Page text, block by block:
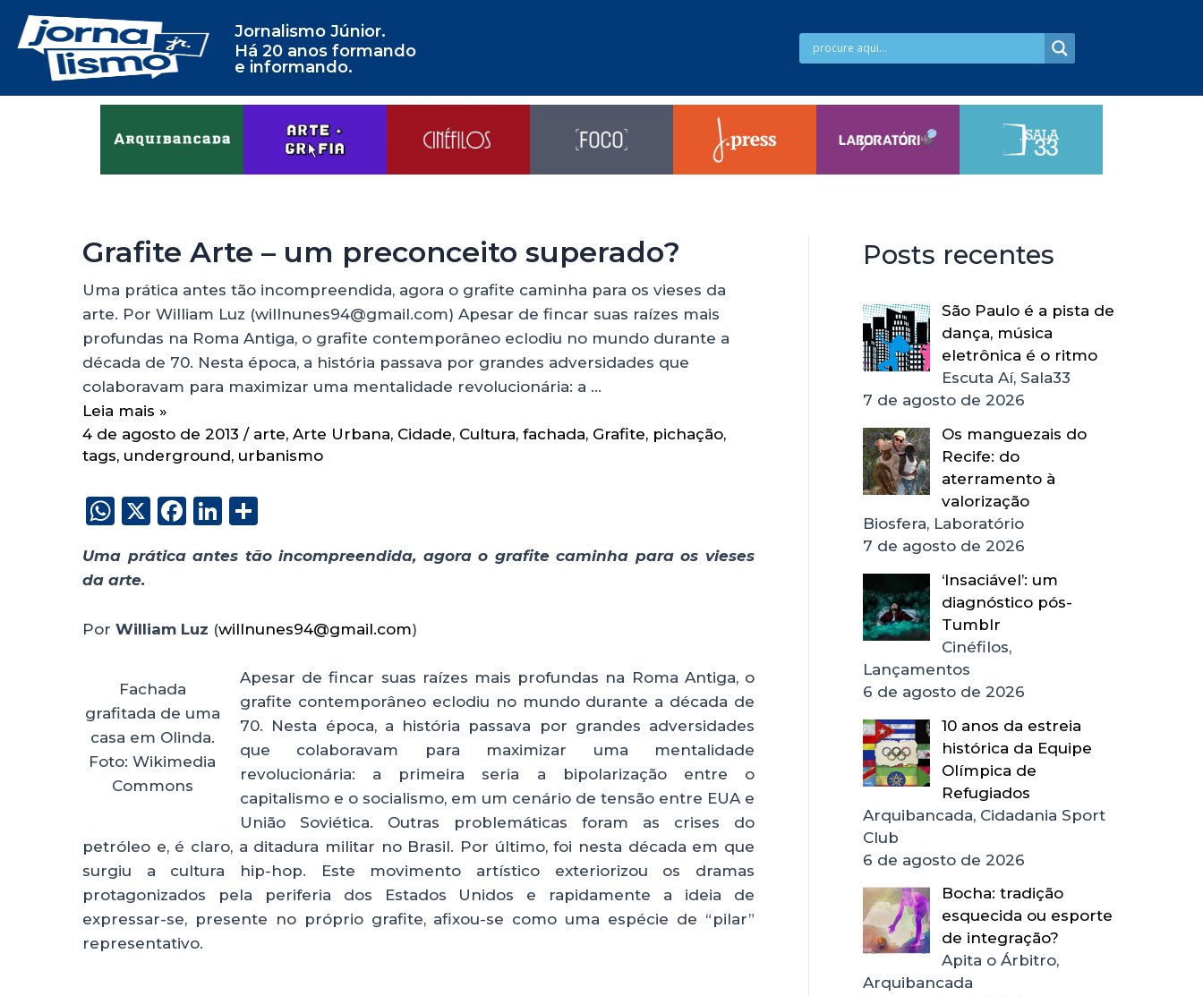
Jornalismo Júnior.
Há 20 anos formando
e informando.
Grafite Arte – um preconceito superado?
Uma prática antes tão incompreendida, agora o grafite caminha para os vieses da
arte. Por William Luz (willnunes94@gmail.com) Apesar de fincar suas raízes mais
profundas na Roma Antiga, o grafite contemporâneo eclodiu no mundo durante a
década de 70. Nesta época, a história passava por grandes adversidades que
colaboravam para maximizar uma mentalidade revolucionária: a …
Leia mais »
4 de agosto de 2013 / arte, Arte Urbana, Cidade, Cultura, fachada, Grafite, pichação,
tags, underground, urbanismo
W
a
ts
A
p
X
F
c
b
k
Li
k
dI
a
Uma prática antes tão incompreendida, agora o grafite caminha para os vieses
da arte.
Por William Luz (willnunes94@gmail.com)
Fachada
grafitada de uma
casa em Olinda.
Foto: Wikimedia
Commons
Apesar de fincar suas raízes mais profundas na Roma Antiga, o
grafite contemporâneo eclodiu no mundo durante a década de
70. Nesta época, a história passava por grandes adversidades
que colaboravam para maximizar uma mentalidade
revolucionária: a primeira seria a bipolarização entre o
capitalismo e o socialismo, em um cenário de tensão entre EUA e
União Soviética. Outras problemáticas foram as crises do
petróleo e, é claro, a ditadura militar no Brasil. Por último, foi nesta década em que
surgiu a cultura hip-hop. Este movimento artístico exteriorizou os dramas
protagonizados pela periferia dos Estados Unidos e rapidamente a ideia de
expressar-se, presente no próprio grafite, afixou-se como uma espécie de “pilar”
representativo.
Posts recentes
São Paulo é a pista de
dança, música
eletrônica é o ritmo
Escuta Aí, Sala33
7 de agosto de 2026
Os manguezais do
Recife: do
aterramento à
valorização
Biosfera, Laboratório
7 de agosto de 2026
‘Insaciável’: um
diagnóstico pós-
Tumblr
Cinéfilos,
Lançamentos
6 de agosto de 2026
10 anos da estreia
histórica da Equipe
Olímpica de
Refugiados
Arquibancada, Cidadania Sport
Club
6 de agosto de 2026
Bocha: tradição
esquecida ou esporte
de integração?
Apita o Árbitro,
Arquibancada